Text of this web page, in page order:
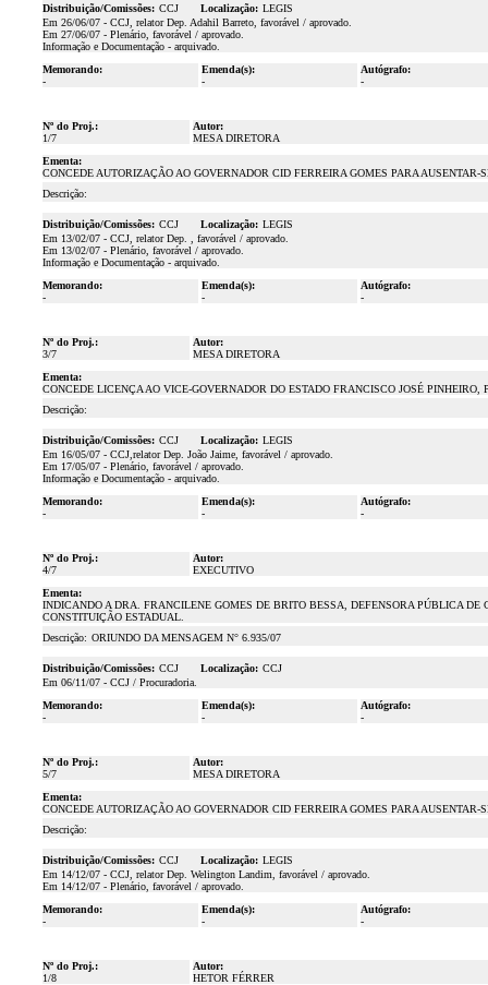
Distribuição/Comissões: CCJ Localização: LEGIS
Em 26/06/07 - CCJ, relator Dep. Adahil Barreto, favorável / aprovado.
Em 27/06/07 - Plenário, favorável / aprovado.
Informação e Documentação - arquivado.
Memorando:
-
Emenda(s):
-
Autógrafo:
-
Nº do Proj.:
1/7
Autor:
MESA DIRETORA
Ementa:
CONCEDE AUTORIZAÇÃO AO GOVERNADOR CID FERREIRA GOMES PARA AUSENTAR-
Descrição:
Distribuição/Comissões: CCJ Localização: LEGIS
Em 13/02/07 - CCJ, relator Dep. , favorável / aprovado.
Em 13/02/07 - Plenário, favorável / aprovado.
Informação e Documentação - arquivado.
Memorando:
-
Emenda(s):
-
Autógrafo:
-
Nº do Proj.:
3/7
Autor:
MESA DIRETORA
Ementa:
CONCEDE LICENÇA AO VICE-GOVERNADOR DO ESTADO FRANCISCO JOSÉ PINHEIRO,
Descrição:
Distribuição/Comissões: CCJ Localização: LEGIS
Em 16/05/07 - CCJ,relator Dep. João Jaime, favorável / aprovado.
Em 17/05/07 - Plenário, favorável / aprovado.
Informação e Documentação - arquivado.
Memorando:
-
Emenda(s):
-
Autógrafo:
-
Nº do Proj.:
4/7
Autor:
EXECUTIVO
Ementa:
INDICANDO A DRA. FRANCILENE GOMES DE BRITO BESSA, DEFENSORA PÚBLICA
CONSTITUIÇÃO ESTADUAL.
Descrição: ORIUNDO DA MENSAGEM N° 6.935/07
Distribuição/Comissões: CCJ Localização: CCJ
Em 06/11/07 - CCJ / Procuradoria.
Memorando:
-
Emenda(s):
-
Autógrafo:
-
Nº do Proj.:
5/7
Autor:
MESA DIRETORA
Ementa:
CONCEDE AUTORIZAÇÃO AO GOVERNADOR CID FERREIRA GOMES PARA AUSENTAR-
Descrição:
Distribuição/Comissões: CCJ Localização: LEGIS
Em 14/12/07 - CCJ, relator Dep. Welington Landim, favorável / aprovado.
Em 14/12/07 - Plenário, favorável / aprovado.
Memorando:
-
Emenda(s):
-
Autógrafo:
-
Nº do Proj.:
1/8
Autor:
HETOR FÉRRER